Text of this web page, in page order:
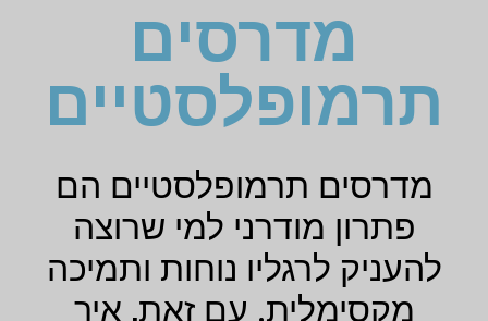
מדרסים
תרמופלסטיים
מדרסים תרמופלסטיים הם
פתרון מודרני למי שרוצה
להעניק לרגליו נוחות ותמיכה
מקסימלית. עם זאת, איך